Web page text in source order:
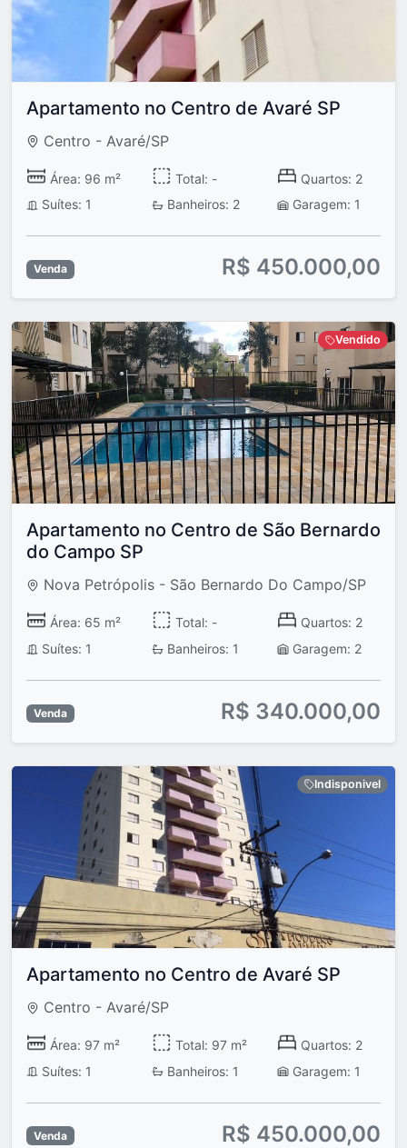
Apartamento no Centro de Avaré SP
Centro - Avaré/SP
Área: 96 m² Total: -
Quartos: 2
Suítes: 1
Banheiros: 2 Garagem: 1
Venda R$ 450.000,00
Vendido
Apartamento no Centro de São Bernardo
do Campo SP
Nova Petrópolis - São Bernardo Do Campo/SP
Área: 65 m² Total: -
Quartos: 2
Suítes: 1
Banheiros: 1 Garagem: 2
Venda R$ 340.000,00
Indisponivel
Apartamento no Centro de Avaré SP
Centro - Avaré/SP
Área: 97 m² Total: 97 m²
Quartos: 2
Suítes: 1
Banheiros: 1 Garagem: 1
Venda R$ 450.000,00